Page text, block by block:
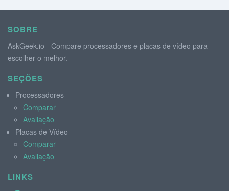
SOBRE
AskGeek.io - Compare processadores e placas de vídeo para
escolher o melhor.
SEÇÕES
Processadores
Comparar
Avaliação
Placas de Vídeo
Comparar
Avaliação
LINKS